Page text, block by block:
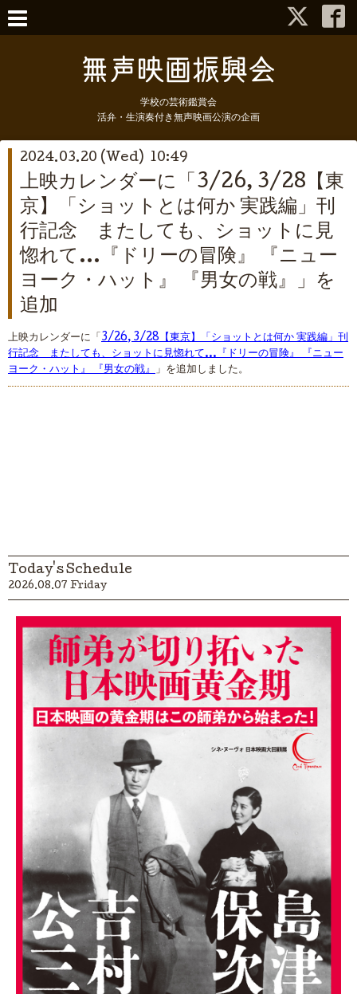
学校の芸術鑑賞会
活弁・生演奏付き無声映画公演の企画
2024.03.20 (Wed) 10:49
上映カレンダーに「3/26, 3/28【東
京】「ショットとは何か 実践編」刊
行記念 またしても、ショットに見
惚れて…『ドリーの冒険』 『ニュー
ヨーク・ハット』 『男女の戦』」を
追加
上映カレンダーに「 3/26, 3/28【東京】「ショットとは何か 実践編」刊
行記念 またしても、ショットに見惚れて…『ドリーの冒険』 『ニュー
ヨーク・ハット』 『男女の戦』 」を追加しました。
Today's Schedule
2026.08.07 Friday